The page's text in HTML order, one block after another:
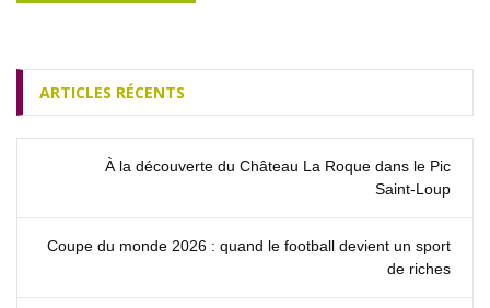
ARTICLES RÉCENTS
À la découverte du Château La Roque dans le Pic
Saint‑Loup
Coupe du monde 2026 : quand le football devient un sport
de riches